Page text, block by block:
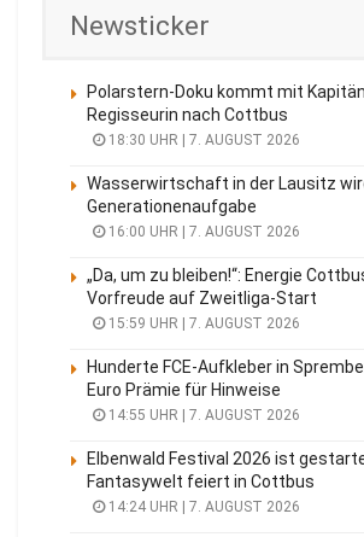
Newsticker
Polarstern-Doku kommt mit
Regisseurin nach Cottbus
18:30 UHR | 7. AUGUST 2026
Wasserwirtschaft in der Lausitz
Generationenaufgabe
16:00 UHR | 7. AUGUST 2026
„Da, um zu bleiben!“: Energie
Vorfreude auf Zweitliga-Start
15:59 UHR | 7. AUGUST 2026
Hunderte FCE-Aufkleber in
Euro Prämie für Hinweise
14:55 UHR | 7. AUGUST 2026
Elbenwald Festival 2026 ist
Fantasywelt feiert in Cottbus
14:24 UHR | 7. AUGUST 2026